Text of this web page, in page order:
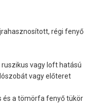
régi fenyő
vagy loft hatású
vagy előteret
és a tömörfa fenyő tükör